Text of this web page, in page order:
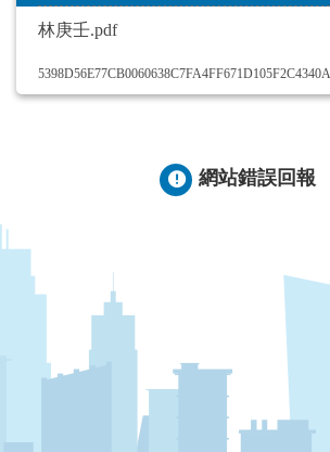
林庚壬.pdf
網站錯誤回報